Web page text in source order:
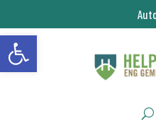
Ouvrir la barre d’outils